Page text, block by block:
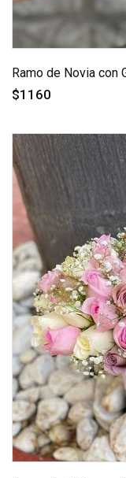
Ramo de Novia con
$1160